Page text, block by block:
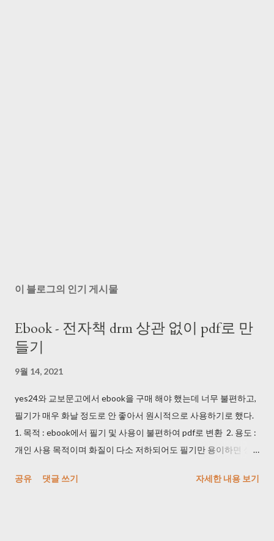
이 블로그의 인기 게시물
Ebook - 전자책 drm 상관 없이 pdf로 만
들기
9월 14, 2021
yes24와 교보문고에서 ebook을 구매 해야 했는데 너무 불편하고,
필기가 매우 화날 정도로 안 좋아서 원시적으로 사용하기로 했다.
1. 목적 : ebook에서 필기 및 사용이 불편하여 pdf로 변환 2. 용도 :
개인 사용 목적이며 화질이 다소 저하되어도 필기만 용이하면 상
문에 프로그램으로는 촬영이 안 되는 것을 확인했다. (사실 개인 사
공유 댓글 쓰기 자세한 내용 보기